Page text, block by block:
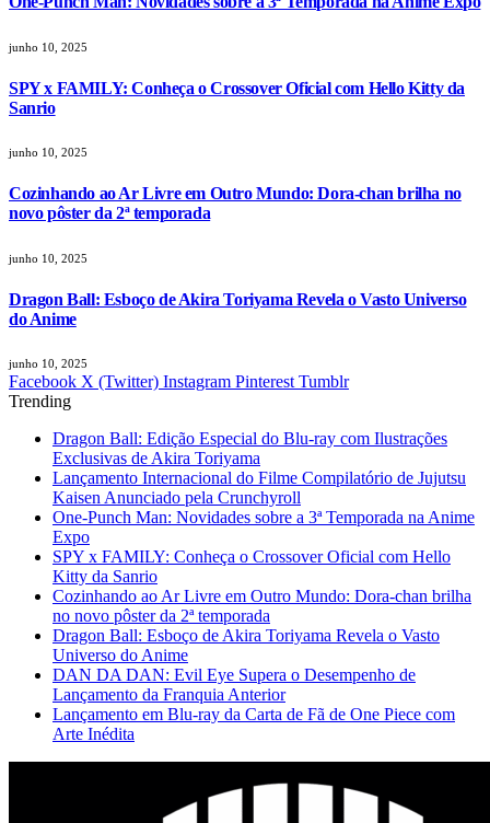
junho 10, 2025
SPY x FAMILY: Conheça o Crossover Oficial com Hello Kitty da
Sanrio
junho 10, 2025
Cozinhando ao Ar Livre em Outro Mundo: Dora-chan brilha no
novo pôster da 2ª temporada
junho 10, 2025
Dragon Ball: Esboço de Akira Toriyama Revela o Vasto Universo
do Anime
junho 10, 2025
Facebook X (Twitter) Instagram Pinterest Tumblr
Trending
Dragon Ball: Edição Especial do Blu-ray com Ilustrações
Exclusivas de Akira Toriyama
Lançamento Internacional do Filme Compilatório de Jujutsu
Kaisen Anunciado pela Crunchyroll
One-Punch Man: Novidades sobre a 3ª Temporada na Anime
Expo
SPY x FAMILY: Conheça o Crossover Oficial com Hello
Kitty da Sanrio
Cozinhando ao Ar Livre em Outro Mundo: Dora-chan brilha
no novo pôster da 2ª temporada
Dragon Ball: Esboço de Akira Toriyama Revela o Vasto
Universo do Anime
DAN DA DAN: Evil Eye Supera o Desempenho de
Lançamento da Franquia Anterior
Lançamento em Blu-ray da Carta de Fã de One Piece com
Arte Inédita